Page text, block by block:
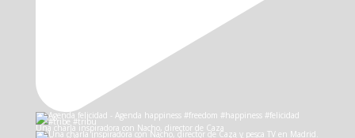
Una charla inspiradora con Nacho, director de Caza